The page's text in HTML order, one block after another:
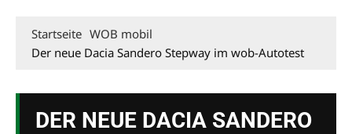
Startseite WOB mobil
Der neue Dacia Sandero Stepway im wob-Autotest
DER NEUE DACIA SANDERO